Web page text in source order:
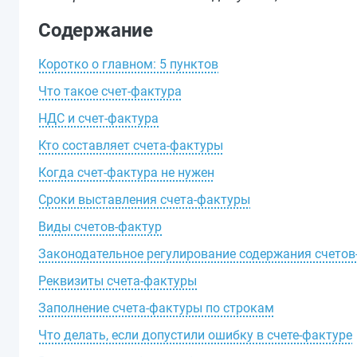
Содержание
Коротко о главном: 5 пунктов
Что такое счет-фактура
НДС и счет-фактура
Кто составляет счета-фактуры
Когда счет-фактура не нужен
Сроки выставления счета-фактуры
Виды счетов-фактур
Законодательное регулирование содержания
Реквизиты счета-фактуры
Заполнение счета-фактуры по строкам
Что делать, если допустили ошибку в счете-фактуре